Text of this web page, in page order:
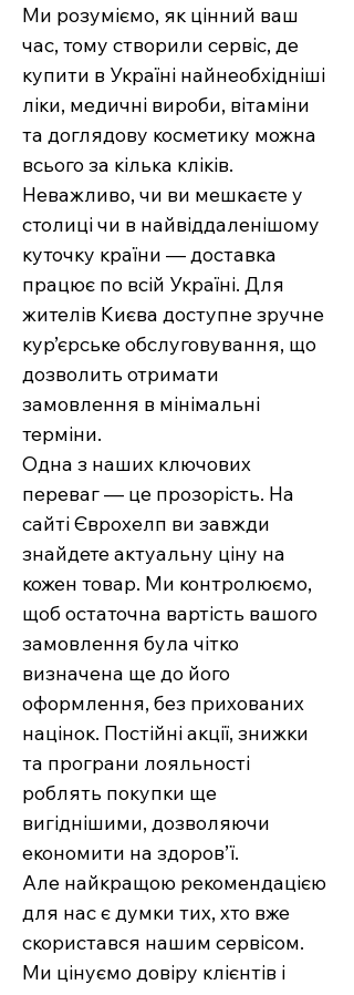
Ми розуміємо, як цінний ваш
час, тому створили сервіс, де
купити в Україні найнеобхідніші
ліки, медичні вироби, вітаміни
та доглядову косметику можна
всього за кілька кліків.
Неважливо, чи ви мешкаєте у
столиці чи в найвіддаленішому
куточку країни — доставка
працює по всій Україні. Для
жителів Києва доступне зручне
кур’єрське обслуговування, що
дозволить отримати
замовлення в мінімальні
терміни.
Одна з наших ключових
переваг — це прозорість. На
сайті Єврохелп ви завжди
знайдете актуальну ціну на
кожен товар. Ми контролюємо,
щоб остаточна вартість вашого
замовлення була чітко
визначена ще до його
оформлення, без прихованих
націнок. Постійні акції, знижки
та програни лояльності
роблять покупки ще
вигіднішими, дозволяючи
економити на здоров’ї.
Але найкращою рекомендацією
для нас є думки тих, хто вже
скористався нашим сервісом.
Ми цінуємо довіру клієнтів і